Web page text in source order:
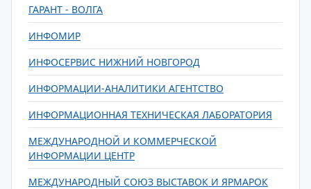
ГАРАНТ - ВОЛГА
ИНФОМИР
ИНФОСЕРВИС НИЖНИЙ НОВГОРОД
ИНФОРМАЦИИ-АНАЛИТИКИ АГЕНТСТВО
ИНФОРМАЦИОННАЯ ТЕХНИЧЕСКАЯ ЛАБОРАТОРИЯ
МЕЖДУНАРОДНОЙ И КОММЕРЧЕСКОЙ
ИНФОРМАЦИИ ЦЕНТР
МЕЖДУНАРОДНЫЙ СОЮЗ ВЫСТАВОК И ЯРМАРОК